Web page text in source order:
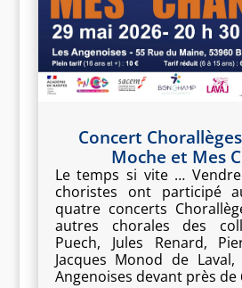
Concert
Moche et Mes
Le temps si vite …
choristes ont participé
quatre concerts
autres chorales des
Puech, Jules Renard,
Jacques Monod de
Angenoises devant près de